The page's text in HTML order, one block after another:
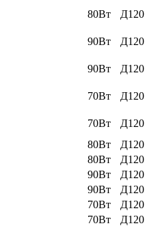
80Вт Д120
90Вт Д120
90Вт Д120
70Вт Д120
70Вт Д120
80Вт
Д120
80Вт
Д120
90Вт
Д120
90Вт
Д120
70Вт
Д120
70Вт
Д120